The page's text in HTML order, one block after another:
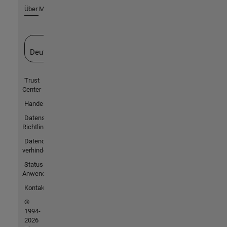
Über MathWorks
Deutschland
Trust
Center
Handelsmarken
Datenschutz-
Richtlinien
Datendiebstahl
verhindern
Status von
Anwendungen
Kontakt
©
1994-
2026